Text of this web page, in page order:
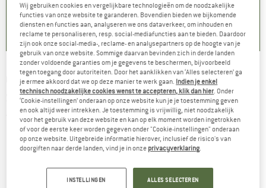
)
4,5(118)
4,8(8)
GREENBOMB - Women's Nature High Sea
Stop T-Shirt - T-shirt
(0)
Wij gebruiken cookies en vergelijkbare technologieën om de noodzakelijke
functies van onze website te garanderen. Bovendien bieden we bijkomende
diensten en functies aan, analyseren we ons dataverkeer, om inhouden en
reclame te personaliseren, resp. social-mediafuncties aan te bieden. Daardoor
zijn ook onze social-media-, reclame- en analysepartners op de hoogte van je
gebruik van onze website. Sommige daarvan bevinden zich in derde landen
zonder voldoende garanties om je gegevens te beschermen, bijvoorbeeld
tegen toegang door autoriteiten. Door het aanklikken van ‘Alles selecteren’ ga
je ermee akkoord dat we op deze manier te werk gaan. Indien je enkel
technisch noodzakelijke cookies wenst te accepteren, klik dan hier . Onder
‘Cookie-instellingen’ onderaan op onze website kun je je toestemming geven
en ook altijd weer intrekken. Je toestemming is vrijwillig, niet noodzakelijk
voor het gebruik van deze website en kan op elk moment worden ingetrokken
of voor de eerste keer worden gegeven onder "Cookie-instellingen" onderaan
op onze website. Uitgebreide informatie hierover, inclusief de risico's van
doorgiften naar derde landen, vind je in onze privacyverklaring
INSTELLINGEN ALLES SELECTEREN